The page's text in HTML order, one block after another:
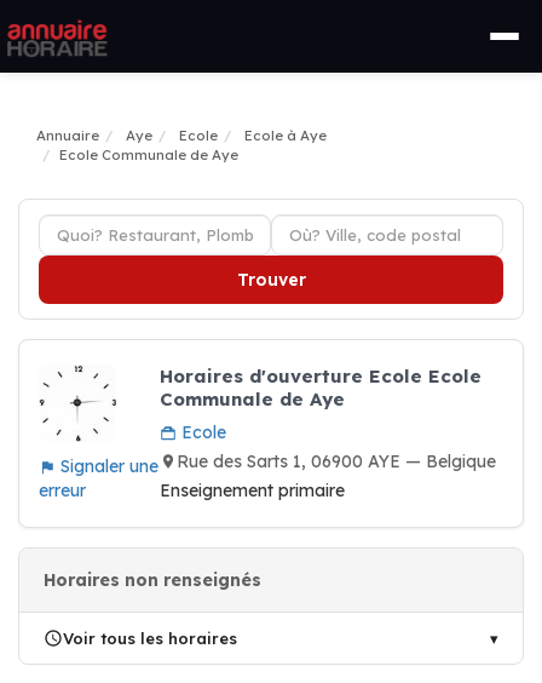
Annuaire Aye Ecole
Ecole à Aye
Ecole Communale de Aye
Trouver
Signaler une
erreur
Horaires d'ouverture Ecole Ecole
Communale de Aye
Ecole
Rue des Sarts 1, 06900 AYE — Belgique
Enseignement primaire
Horaires non renseignés
Voir tous les horaires